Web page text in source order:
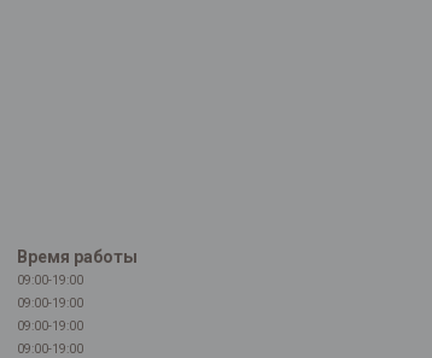
Время работы
09:00-19:00
09:00-19:00
09:00-19:00
09:00-19:00